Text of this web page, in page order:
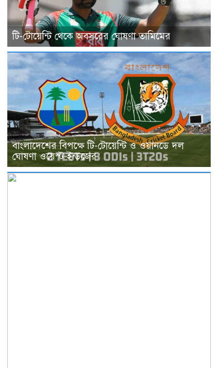
টি-টোয়েন্টি থেকে অবসরের ঘোষণা তামিমের
বাংলাদেশের বিপক্ষে টি-টোয়েন্টি ও ওয়ানডে দল
ঘোষণা ওয়েস্ট ইন্ডজের